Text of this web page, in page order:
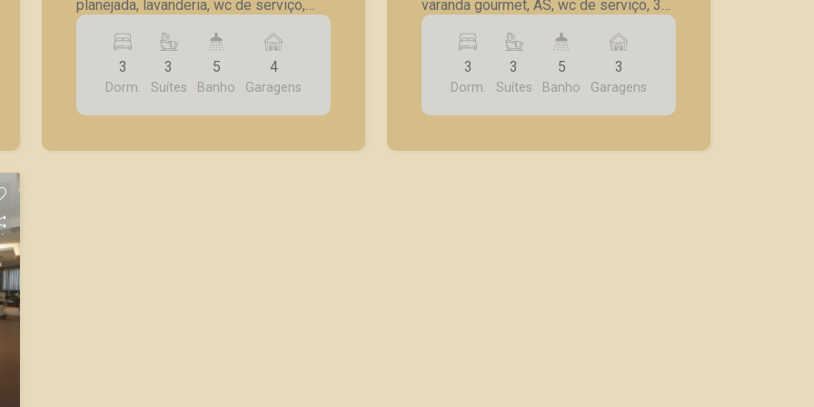
planejada, lavanderia, wc de serviço,
quintal, piscina, sacada, 4 vagas de
garagem.
3
Dorm.
3
Suítes
5
Banho
4
Garagens
varanda gourmet, AS, wc de serviço, 3
vagas de garagem cobertas.
3
Dorm.
3
Suítes
5
Banho
3
Garagens